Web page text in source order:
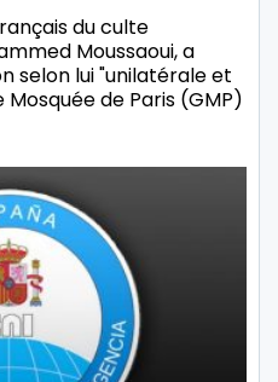
du culte
Moussaoui, a
selon lui "unilatérale et
de Paris (GMP)